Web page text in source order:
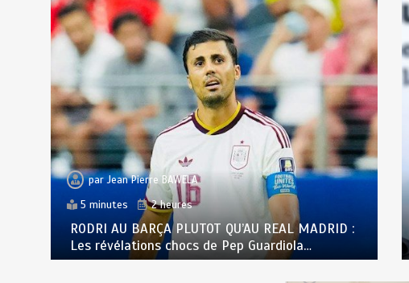
parJean Pierre BAWELA
5 minutes
2 heures
RODRI AU BARÇA PLUTOT QU’AU REAL MADRID :
Les révélations chocs de Pep Guardiola…